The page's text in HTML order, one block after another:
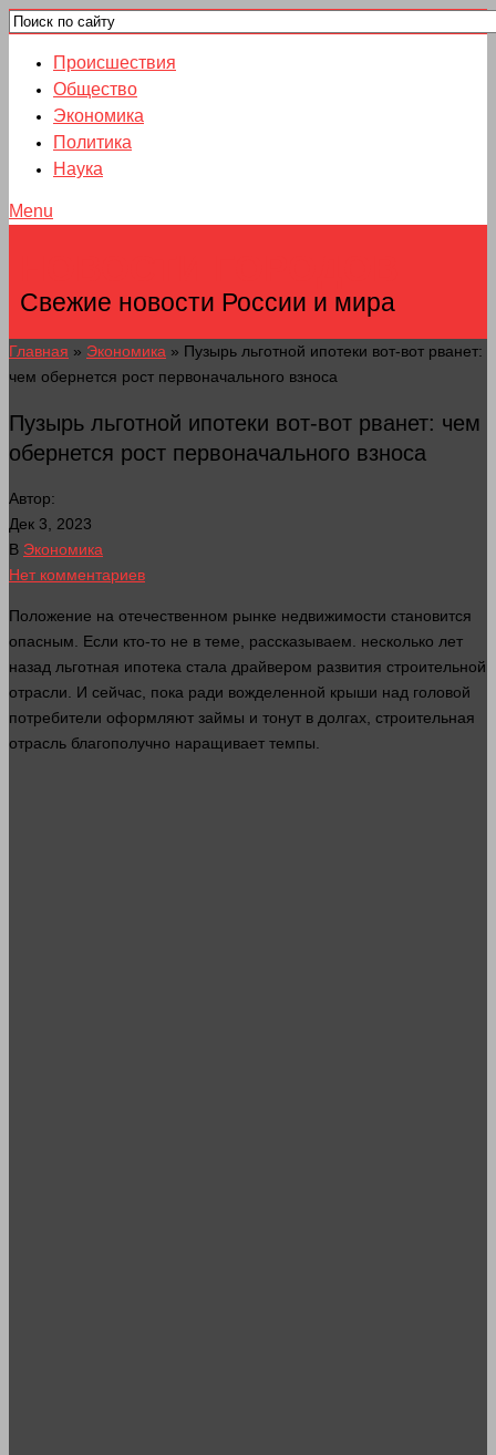
Происшествия
Общество
Экономика
Политика
Наука
Menu
Свежие новости России и мира
Главная » Экономика » Пузырь льготной ипотеки вот-вот рванет:
чем обернется рост первоначального взноса
Пузырь льготной ипотеки вот-вот рванет: чем
обернется рост первоначального взноса
Автор:
Дек 3, 2023
В Экономика
Нет комментариев
Положение на отечественном рынке недвижимости становится
опасным. Если кто-то не в теме, рассказываем. несколько лет
назад льготная ипотека стала драйвером развития строительной
отрасли. И сейчас , пока ради вожделенной крыши над головой
потребители оформляют займы и тонут в долгах, строительная
отрасль благополучно наращивает темпы.